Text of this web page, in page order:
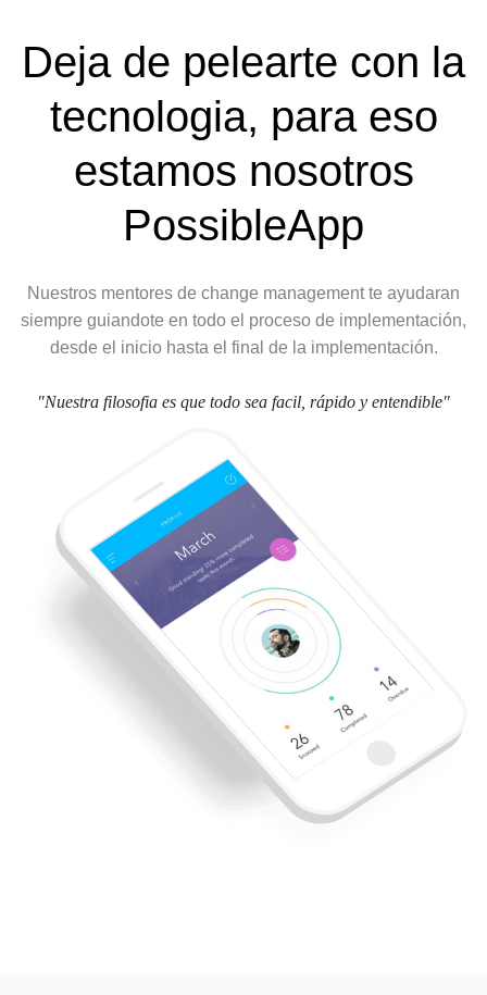
Deja de pelearte con la
tecnologia, para eso
estamos nosotros
PossibleApp
Nuestros mentores de change management te ayudaran
siempre guiandote en todo el proceso de implementación,
desde el inicio hasta el final de la implementación.
"Nuestra filosofia es que todo sea facil, rápido y entendible"